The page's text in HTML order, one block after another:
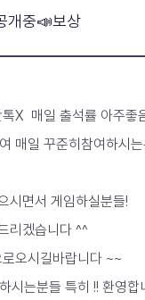
개중📣보상
X 매일 출석률 아주좋
매일 꾸준히참여하시
시면서 게임하실분들!
리겠습니다 ^^
오시길바랍니다 ~~
시는분들 특히 !! 환영